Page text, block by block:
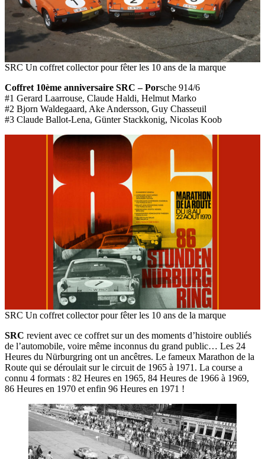
SRC Un coffret collector pour fêter les 10 ans de la marque
Coffret 10ème anniversaire SRC – Porsche 914/6
#1 Gerard Laarrouse, Claude Haldi, Helmut Marko
#2 Bjorn Waldegaard, Ake Andersson, Guy Chasseuil
#3 Claude Ballot-Lena, Günter Stackkonig, Nicolas Koob
SRC Un coffret collector pour fêter les 10 ans de la marque
SRC revient avec ce coffret sur un des moments d’histoire oubliés
de l’automobile, voire même inconnus du grand public… Les 24
Heures du Nürburgring ont un ancêtres. Le fameux Marathon de la
Route qui se déroulait sur le circuit de 1965 à 1971. La course a
connu 4 formats : 82 Heures en 1965, 84 Heures de 1966 à 1969,
86 Heures en 1970 et enfin 96 Heures en 1971 !